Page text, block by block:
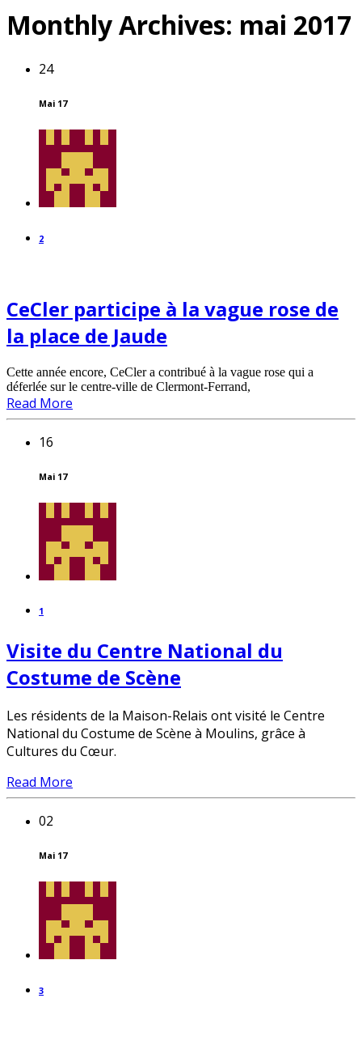
Monthly Archives: mai 2017
24
Mai 17
2
CeCler participe à la vague rose de
la place de Jaude
Cette année encore, CeCler a contribué à la vague rose qui a
déferlée sur le centre-ville de Clermont-Ferrand,
Read More
16
Mai 17
1
Visite du Centre National du
Costume de Scène
Les résidents de la Maison-Relais ont visité le Centre
National du Costume de Scène à Moulins, grâce à
Cultures du Cœur.
Read More
02
Mai 17
3